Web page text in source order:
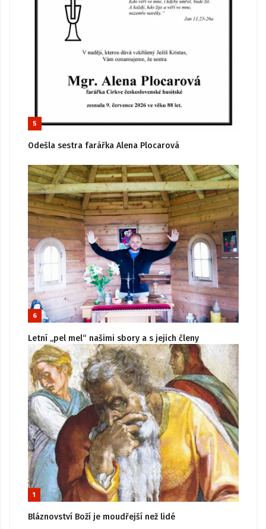
5
Odešla sestra farářka Alena Plocarová
6
Letní „pel mel“ našimi sbory a s jejich členy
1
Bláznovství Boží je moudřejší než lidé